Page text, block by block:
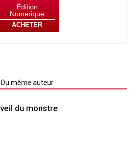
Édition
Numerique
ACHETER
Du même auteur
du monstre